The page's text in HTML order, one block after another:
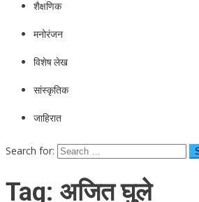
शैक्षणिक
मनोरंजन
विशेष लेख
सांस्कृतिक
जाहिरात
Search for:
Tag: अजित घुले